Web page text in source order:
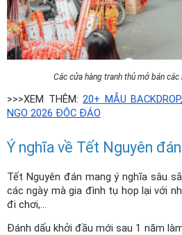
Các cửa hàng tranh thủ mở bán
>>>XEM THÊM: 20+ MẪU
NGỌ 2026 ĐỘC ĐÁO
Ý nghĩa về Tết Nguyên đán
Tết Nguyên đán mang ý nghĩa sâu
các ngày mà gia đình tụ họp lại với
đi chơi,...
Đánh dấu khởi đầu mới sau 1 năm